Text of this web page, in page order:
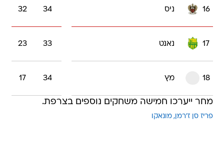
16 ניס 34
32
17 נאנט 33
23
18 מץ 34
17
מחר ייערכו חמישה משחקים נוספים בצרפת.
פריז סן ז'רמן מונאקו